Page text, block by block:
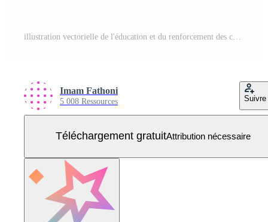
Imam Fathoni
5 008 Ressources Suivre
Téléchargement gratuitAttribution nécessaire